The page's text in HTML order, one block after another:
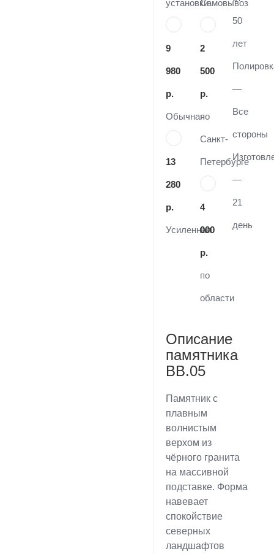
установки
9
980
р.
Обычная
13
280
р.
Усиленная
Самовывоз
2
500
р.
по
Санкт-
Петербурге
4
000
р.
по
области
50
лет
—
Все
стороны
—
21
день
Описание
памятника
BB.05
Памятник с
плавным
волнистым
верхом из
чёрного гранита
на массивной
подставке. Форма
навевает
спокойствие
северных
ландшафтов